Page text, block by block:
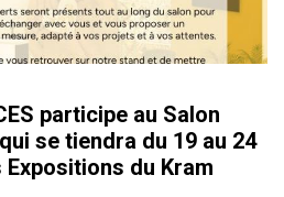
participe au Salon
se tiendra du 19 au 24
Expositions du Kram